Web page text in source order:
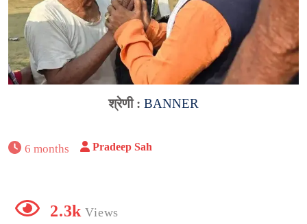
श्रेणी : BANNER
6 months Pradeep Sah
2.3k Views